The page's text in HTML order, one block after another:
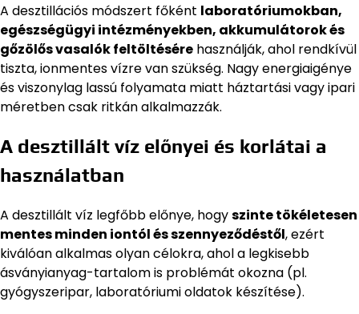
A desztillációs módszert főként laboratóriumokban,
egészségügyi intézményekben, akkumulátorok és
gőzölős vasalók feltöltésére használják, ahol rendkívül
tiszta, ionmentes vízre van szükség. Nagy energiaigénye
és viszonylag lassú folyamata miatt háztartási vagy ipari
méretben csak ritkán alkalmazzák.
A desztillált víz előnyei és korlátai a
használatban
A desztillált víz legfőbb előnye, hogyszinte tökéletesen
mentes minden iontól és szennyeződéstől, ezért
kiválóan alkalmas olyan célokra, ahol a legkisebb
ásványianyag-tartalom is problémát okozna (pl.
gyógyszeripar, laboratóriumi oldatok készítése).